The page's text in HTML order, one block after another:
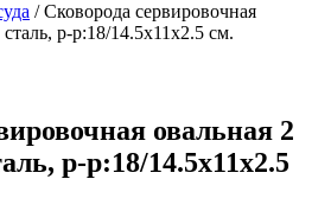
/Сковорода сервировочная
р-р:18/14.5х11х2.5 см.
овальная 2
р-р:18/14.5х11х2.5